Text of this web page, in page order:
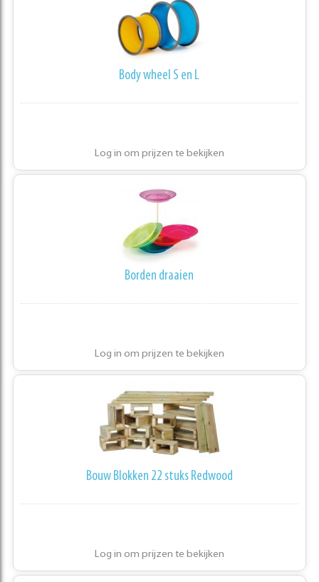
Body wheel S en L
Log in om prijzen te bekijken
Borden draaien
Log in om prijzen te bekijken
Bouw Blokken 22 stuks Redwood
Log in om prijzen te bekijken